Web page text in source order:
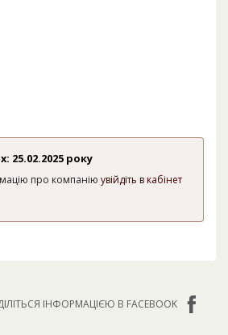
25.02.2025 року
про компанію увійдіть в кабінет
ІНФОРМАЦІЄЮ В FACEBOOK